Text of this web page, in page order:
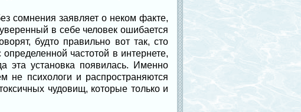
сомнения заявляет о неком факте,
в себе человек ошибается
будто правильно вот так, сто
частотой в интернете,
эта установка появилась. Именно
не психологи и распространяются
чудовищ, которые только и